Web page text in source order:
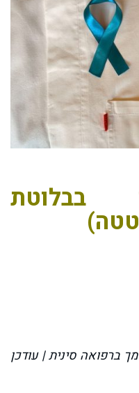
בבלוטת
ברפואה סינית | עודכן